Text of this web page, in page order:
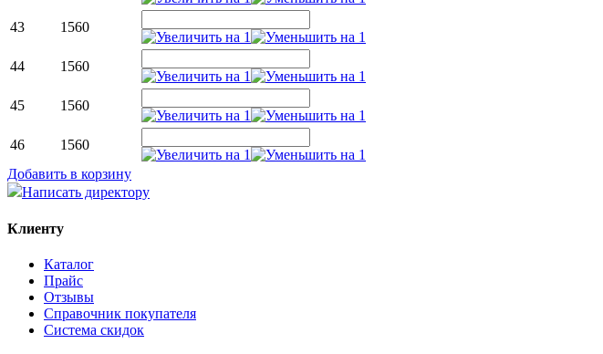
43 1560
44 1560
45 1560
46
1560
Добавить в корзину
Написать директору
Клиенту
Каталог
Прайс
Отзывы
Справочник покупателя
Система скидок